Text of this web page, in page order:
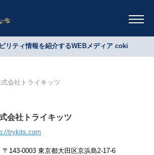
リティ情報を紹介するWEBメディア coki
会社トライキッツ
会社トライキッツ
trykits.com
〒143-0003 東京都大田区京浜島2-17-6